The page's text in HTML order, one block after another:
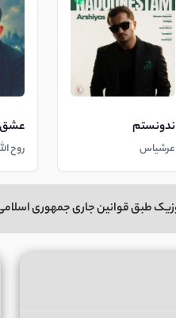
ندونستم
عرشیاس
عشق
روح
طبق قوانین جاری جمهوری